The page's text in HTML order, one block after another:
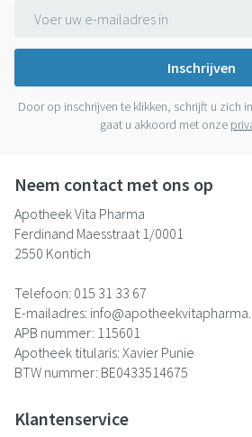
Inschrijven
Door op inschrijven te klikken, schrijft u zich
gaat u akkoord met onze
Neem contact met ons op
Apotheek Vita Pharma
Ferdinand Maesstraat 1/0001
2550 Kontich
Telefoon: 015 31 33 67
E-mailadres: info@
APB nummer: 115601
Apotheek titularis: Xavier Punie
BTW nummer: BE0433514675
Klantenservice